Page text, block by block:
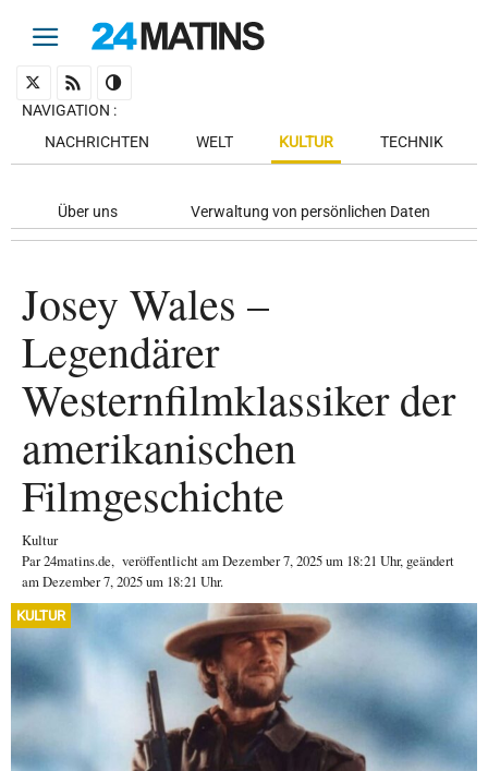
NAVIGATION :
NACHRICHTEN
WELT KULTUR TECHNIK
Über uns Verwaltung von persönlichen Daten
Josey Wales –
Legendärer
Westernfilmklassiker der
amerikanischen
Filmgeschichte
Kultur
Par24matins.de, veröffentlicht amDezember 7, 2025um 18:21 Uhr, geändert
am Dezember 7, 2025 um 18:21 Uhr.
KULTUR